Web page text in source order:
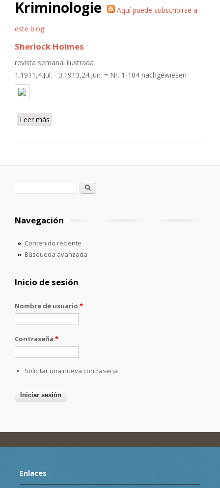
Kriminologie
Aquí puede subscribirse a
este blog!
Sherlock Holmes
revista semanal ilustrada
1.1911,4.Jul. - 3.1913,24.Jun. = Nr. 1-104 nachgewiesen
Leer más
Formulario de búsqueda
Buscar
Navegación
Contenido reciente
Búsqueda avanzada
Inicio de sesión
Nombre de usuario *
Contraseña *
Solicitar una nueva contraseña
Enlaces